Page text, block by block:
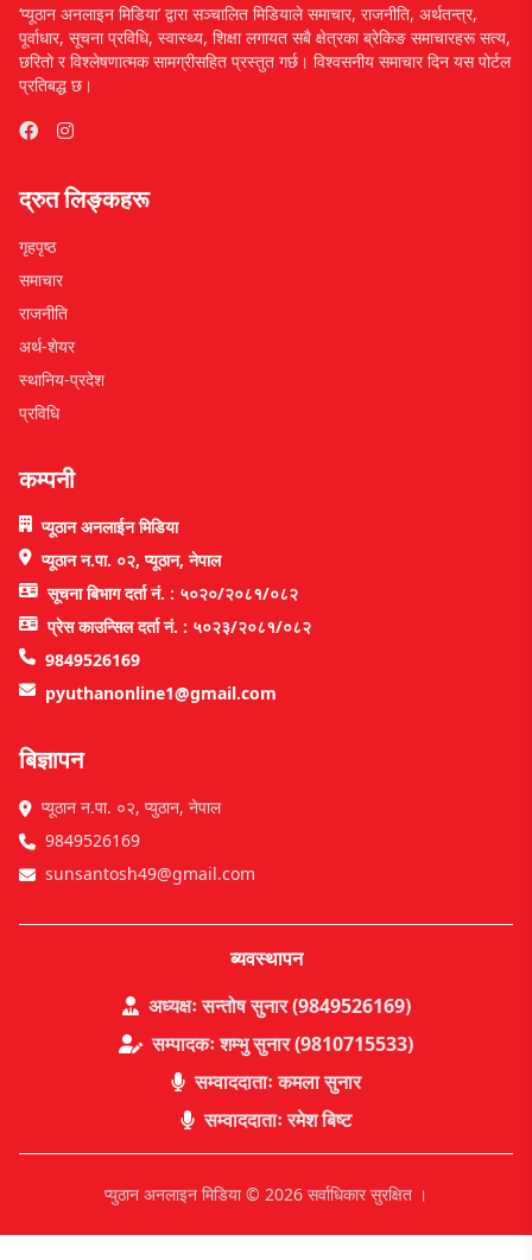
‘प्यूठान अनलाइन मिडिया’ द्वारा सञ्चालित मिडियाले समाचार, राजनीति, अर्थतन्त्र,
पूर्वाधार, सूचना प्रविधि, स्वास्थ्य, शिक्षा लगायत सबै क्षेत्रका ब्रेकिङ समाचारहरू सत्य,
छरितो र विश्लेषणात्मक सामग्रीसहित प्रस्तुत गर्छ। विश्वसनीय समाचार दिन यस पोर्टल
प्रतिबद्ध छ।
द्रुत लिङ्कहरू
गृहपृष्ठ
समाचार
राजनीति
अर्थ-शेयर
स्थानिय-प्रदेश
प्रविधि
कम्पनी
प्यूठान अनलाईन मिडिया
प्यूठान न.पा. ०२, प्यूठान, नेपाल
सूचना बिभाग दर्ता नं. : ५०२०/२०८१/०८२
प्रेस काउन्सिल दर्ता नं. : ५०२३/२०८१/०८२
9849526169
pyuthanonline1@gmail.com
बिज्ञापन
प्यूठान न.पा. ०२, प्युठान, नेपाल
9849526169
sunsantosh49@gmail.com
ब्यवस्थापन
अध्यक्षः सन्तोष सुनार (9849526169)
सम्पादकः शम्भु सुनार (9810715533)
सम्वाददाताः कमला सुनार
सम्वाददाताः रमेश बिष्ट
प्युठान अनलाइन मिडिया © 2026 सर्वाधिकार सुरक्षित ।